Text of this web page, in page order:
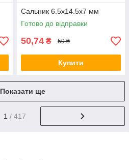
Сальник 6.5x14.5x7 мм
Готово до відправки
50,74 ₴ 59 ₴
Купити
Показати ще
1 / 417